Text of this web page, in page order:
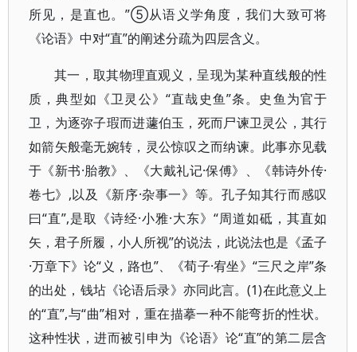
所见，是直也。”⑤从语义学角度，我们大致可将
《论语》中对“直”的阐述分疏为四层含义。
其一，取其物理直观义，呈现为某种直线般的性
质，典型如《卫灵公》“直哉史鱼”条。史鱼为官于
卫，为逐弥子瑕而进蘧伯玉，死而尸谏卫灵公，其行
如箭矢般毫无婉转，灵公惊叹之而纳谏。此事亦见载
于《新书·胎教》、《大戴礼记·保傅》、《韩诗外传·
卷七》,以及《新序·杂事一》等。孔子知其行而感叹
曰“直”,是取《诗经·小雅·大东》“周道如砥，其直如
矢，君子所履，小人所视”的说法，此说法也是《孟子
·万章下》论“义，路也”、《荀子·宥坐》“三尺之岸”条
的出处，钱坫《论语后录》亦同此言。(1)在此意义上
的“直”,与“曲”相对，重在描摹一种不能弯折的性状。
这种性状，进而被引申为《论语》论“直”的第二层含